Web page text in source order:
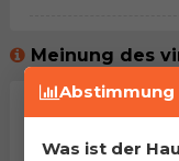
Meinung des
Allgemeine
Na, man kann
Abstimmung
Was ist der